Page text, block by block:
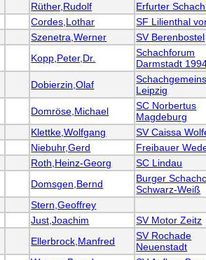
Rüther,Rudolf
Erfurter
Cordes,Lothar
SF Lilienthal
Szenetra,Werner
SV Berenbostel
Kopp,Peter,Dr.
Schachforum
Darmstadt
Dobierzin,Olaf
Leipzig
Domröse,Michael
SC Norbertus
Magdeburg
Klettke,Wolfgang
SV Caissa
Niebuhr,Gerd
Freibauer
Roth,Heinz-Georg
SC Lindau
Domsgen,Bernd
Burger
Schwarz-Weiß
Stern,Geoffrey
Just,Joachim
SV Motor Zeitz
Ellerbrock,Manfred
SV Rochade
Neuenstadt